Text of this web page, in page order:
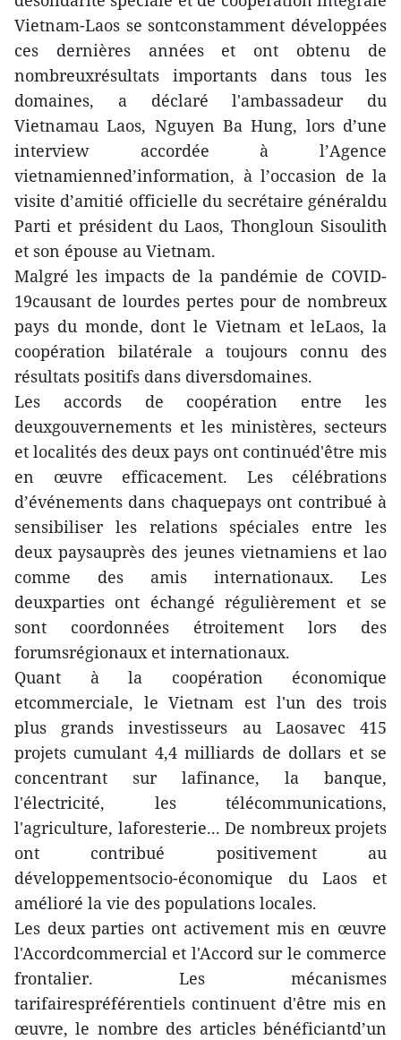
Vietnam-Laos se sontconstamment développées
ces dernières années et ont obtenu de
nombreuxrésultats importants dans tous les
domaines, a déclaré l'ambassadeur du
Vietnamau Laos, Nguyen Ba Hung, lors d’une
interview accordée à l’Agence
vietnamienned’information, à l’occasion de la
visite d’amitié officielle du secrétaire généraldu
Parti et président du Laos, Thongloun Sisoulith
et son épouse au Vietnam.
Malgré les impacts de la pandémie de COVID-
19causant de lourdes pertes pour de nombreux
pays du monde, dont le Vietnam et leLaos, la
coopération bilatérale a toujours connu des
résultats positifs dans diversdomaines.
Les accords de coopération entre les
deuxgouvernements et les ministères, secteurs
et localités des deux pays ont continuéd'être mis
en œuvre efficacement. Les célébrations
d’événements dans chaquepays ont contribué à
sensibiliser les relations spéciales entre les
deux paysauprès des jeunes vietnamiens et lao
comme des amis internationaux. Les
deuxparties ont échangé régulièrement et se
sont coordonnées étroitement lors des
forumsrégionaux et internationaux.
Quant à la coopération économique
etcommerciale, le Vietnam est l'un des trois
plus grands investisseurs au Laosavec 415
projets cumulant 4,4 milliards de dollars et se
concentrant sur lafinance, la banque,
l'électricité, les télécommunications,
l'agriculture, laforesterie... De nombreux projets
ont contribué positivement au
développementsocio-économique du Laos et
amélioré la vie des populations locales.
Les deux parties ont activement mis en œuvre
l'Accordcommercial et l'Accord sur le commerce
frontalier. Les mécanismes
tarifairespréférentiels continuent d'être mis en
œuvre, le nombre des articles bénéficiantd’un